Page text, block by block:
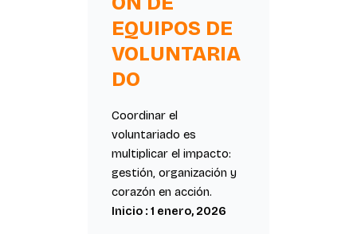
EQUIPOS DE
VOLUNTARIA
DO
Coordinar el
voluntariado es
multiplicar el impacto:
gestión, organización y
corazón en acción.
Inicio : 1 enero, 2026